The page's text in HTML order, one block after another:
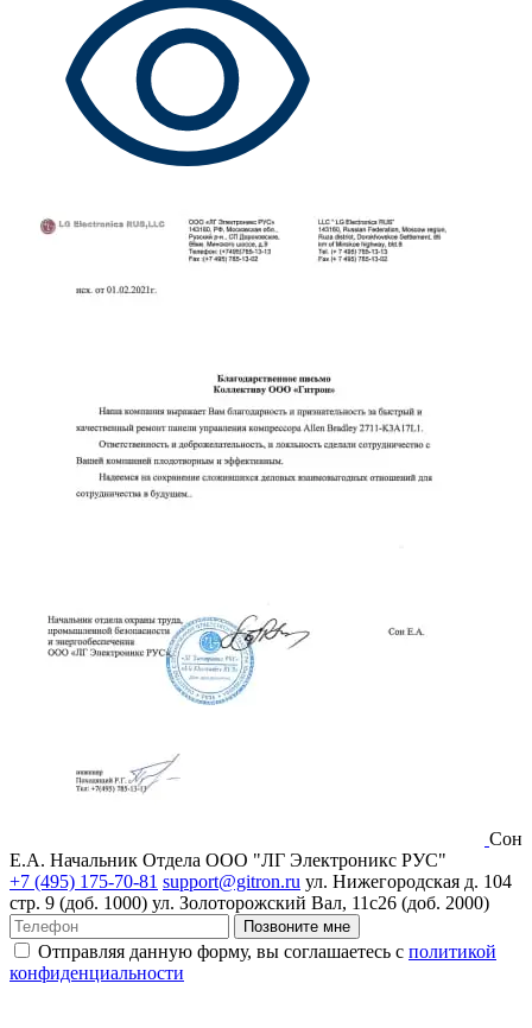
Сон
Е.А. Начальник Отдела ООО "ЛГ Электроникс РУС"
+7 (495) 175-70-81 support@gitron.ru ул. Нижегородская д. 104
стр. 9 (доб. 1000) ул. Золоторожский Вал, 11с26 (доб. 2000)
Позвоните мне
Отправляя данную форму, вы соглашаетесь с политикой
конфиденциальности